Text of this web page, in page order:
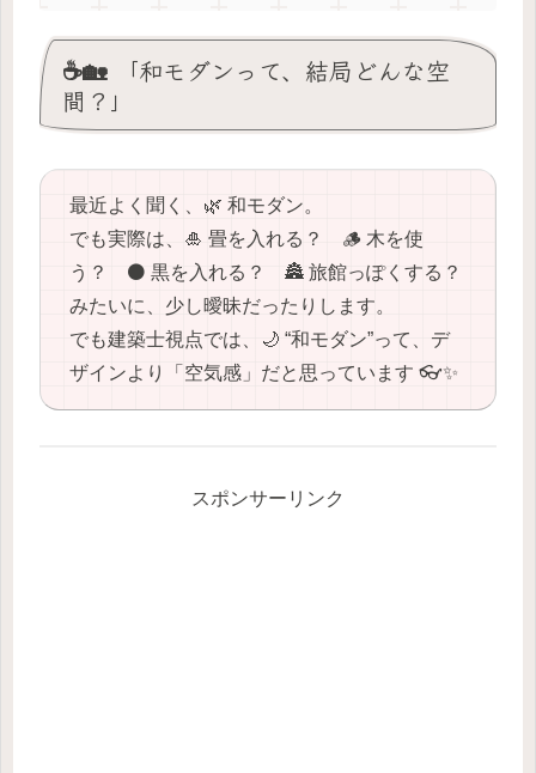
☕️🏡 「和モダンって、結局どんな空
間？」
最近よく聞く、🌿 和モダン。
でも実際は、🎍 畳を入れる？ 🪵 木を使
う？ ⚫️ 黒を入れる？ 🏯 旅館っぽくする？
みたいに、少し曖昧だったりします。
でも建築士視点では、🌙 “和モダン”って、デ
ザインより「空気感」だと思っています 👓✨
スポンサーリンク